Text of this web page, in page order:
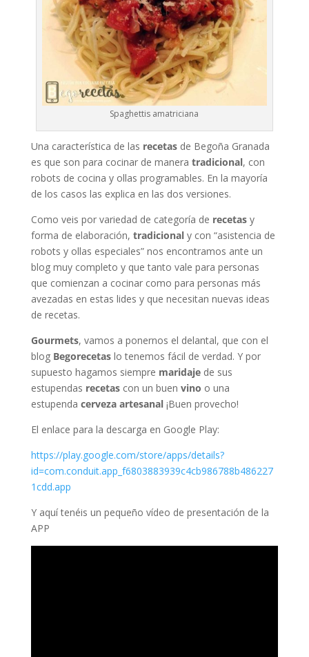
Spaghettis amatriciana
Una característica de las recetasde Begoña Granada
es que son para cocinar de manera tradicional, con
robots de cocina y ollas programables. En la mayoría
de los casos las explica en las dos versiones.
Como veis por variedad de categoría de recetasy
forma de elaboración, tradicionaly con “asistencia de
robots y ollas especiales” nos encontramos ante un
blog muy completo y que tanto vale para personas
que comienzan a cocinar como para personas más
avezadas en estas lides y que necesitan nuevas ideas
de recetas.
Gourmets, vamos a ponernos el delantal, que con el
blog Begorecetaslo tenemos fácil de verdad. Y por
supuesto hagamos siempre maridajede sus
estupendas recetascon un buen vino o una
estupenda cerveza artesanal¡Buen provecho!
El enlace para la descarga en Google Play:
https://play.google.com/store/apps/details?
id=com.conduit.app_f6803883939c4cb986788b486227
1cdd.app
Y aquí tenéis un pequeño vídeo de presentación de la
APP